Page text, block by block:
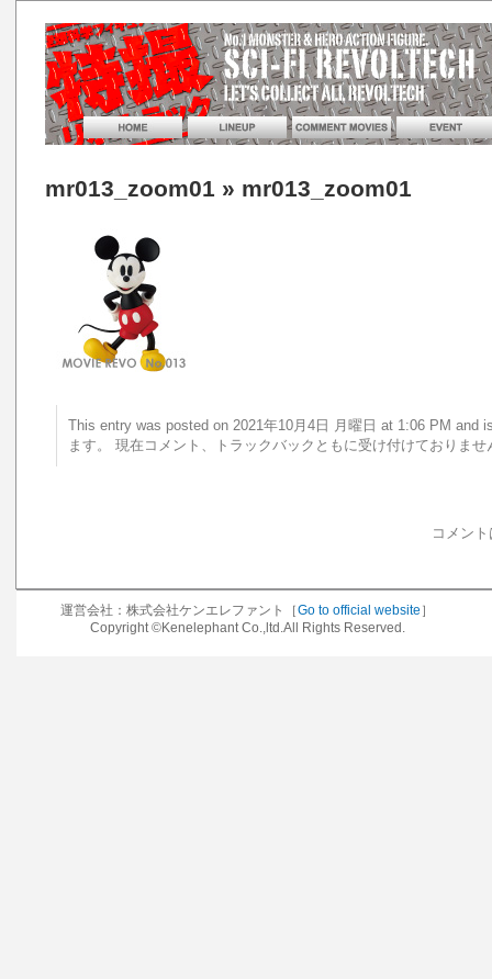
mr013_zoom01 » mr013_zoom01
This entry was posted on 2021年10月4日 月曜日 at 1:06 PM
ます。 現在コメント、トラックバックともに受け付けておりませ
コメン
運営会社：株式会社ケンエレファント［Go to official website ］
Copyright ©Kenelephant Co.,ltd.All Rights Reserved.